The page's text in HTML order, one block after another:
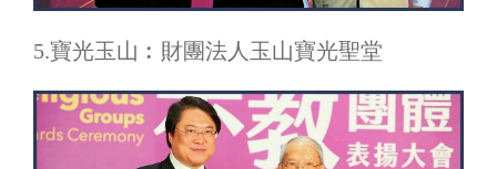
5.寶光玉山︰財團法人玉山寶光聖堂